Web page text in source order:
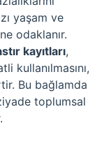
yaşam ve
odaklanır.
kayıtları,
kullanılmasını,
Bu bağlamda
toplumsal